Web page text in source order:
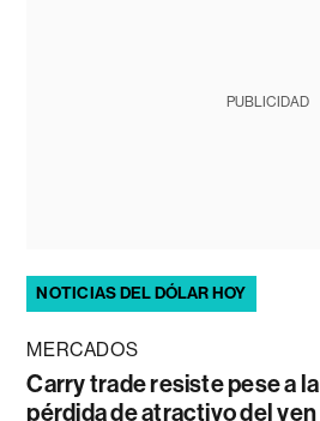
PUBLICIDAD
NOTICIAS DEL DÓLAR HOY
MERCADOS
Carry trade resiste pese a la
pérdida de atractivo del yen